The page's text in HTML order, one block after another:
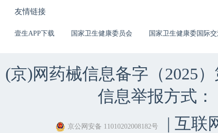
友情链接
壹生APP下载 国家卫生健康委员会 国家卫生健康委国际
(京)网药械信息备字（2025
信息举报方式：
京公网安备 11010202008182号
| 互联